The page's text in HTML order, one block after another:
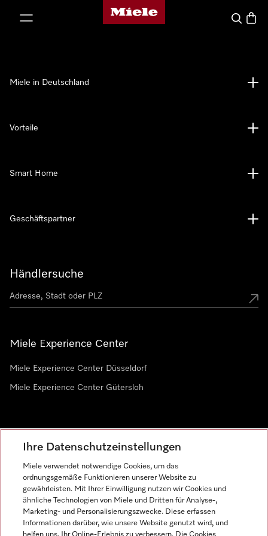
Miele-Homepage
Suche
Händlersuche
Miele Experience Center
Miele Experience Center Düsseldorf
Miele Experience Center Gütersloh
Miele in Deutschland
Vorteile
Smart Home
Geschäftspartner
Ihre Datenschutzeinstellungen
Miele verwendet notwendige Cookies, um das
ordnungsgemäße Funktionieren unserer Website zu
gewährleisten. Mit Ihrer Einwilligung nutzen wir Cookies und
ähnliche Technologien von Miele und Dritten für Analyse-,
Marketing- und Personalisierungszwecke. Diese erfassen
Informationen darüber, wie unsere Website genutzt wird, und